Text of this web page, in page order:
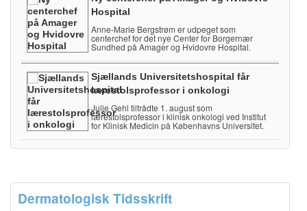
Hospital
Anne-Marie Bergstrøm er udpeget som
centerchef for det nye Center for Borgernær
Sundhed på Amager og Hvidovre Hospital.
Sjællands Universitetshospital får
lærestolsprofessor i onkologi
Julie Gehl tiltrådte 1. august som
lærestolsprofessor i klinisk onkologi ved Institut
for Klinisk Medicin på Københavns Universitet.
Dermatologisk Tidsskrift